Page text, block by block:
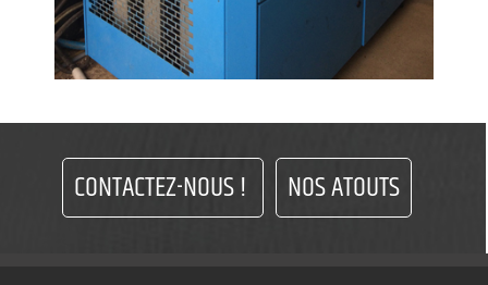
CONTACTEZ-NOUS ! NOS ATOUTS